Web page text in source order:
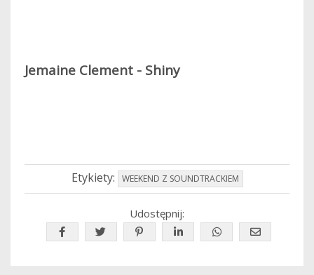
Jemaine Clement - Shiny
Etykiety: WEEKEND Z SOUNDTRACKIEM
Udostępnij: